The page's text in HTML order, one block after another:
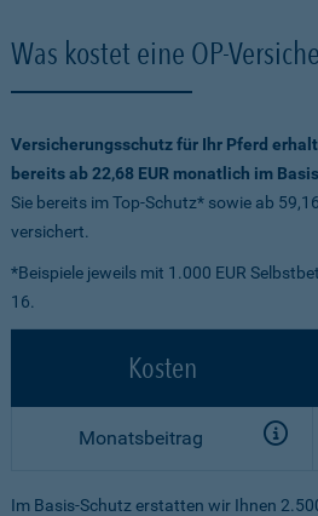
Was kostet eine OP-
Versicherungsschutz für Ihr Pferd
bereits ab 22,68 EUR monatlich im
Sie bereits im Top-Schutz* sowie ab
versichert.
*Beispiele jeweils mit 1.000 EUR
16.
Kosten
Monatsbeitrag
Im Basis-Schutz erstatten wir Ihnen